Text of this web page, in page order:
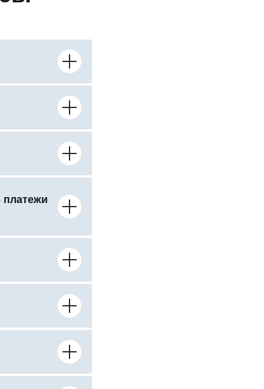
платежи